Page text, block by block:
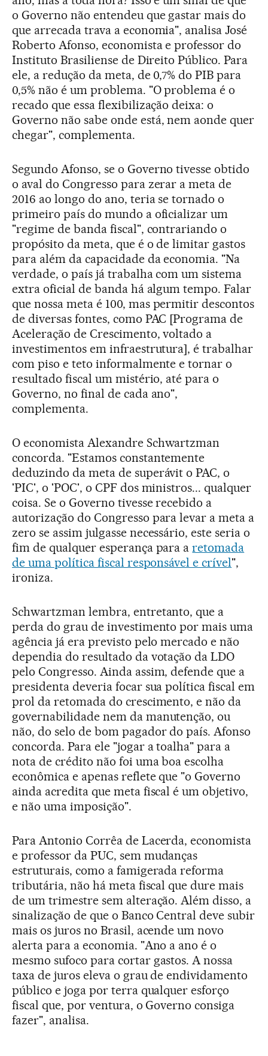
o Governo não entendeu que gastar mais do
que arrecada trava a economia", analisa José
Roberto Afonso, economista e professor do
Instituto Brasiliense de Direito Público. Para
ele, a redução da meta, de 0,7% do PIB para
0,5% não é um problema. "O problema é o
recado que essa flexibilização deixa: o
Governo não sabe onde está, nem aonde quer
chegar", complementa.
Segundo Afonso, se o Governo tivesse obtido
o aval do Congresso para zerar a meta de
2016 ao longo do ano, teria se tornado o
primeiro país do mundo a oficializar um
"regime de banda fiscal", contrariando o
propósito da meta, que é o de limitar gastos
para além da capacidade da economia. "Na
verdade, o país já trabalha com um sistema
extra oficial de banda há algum tempo. Falar
que nossa meta é 100, mas permitir descontos
de diversas fontes, como PAC [Programa de
Aceleração de Crescimento, voltado a
investimentos em infraestrutura], é trabalhar
com piso e teto informalmente e tornar o
resultado fiscal um mistério, até para o
Governo, no final de cada ano",
complementa.
O economista Alexandre Schwartzman
concorda. "Estamos constantemente
deduzindo da meta de superávit o PAC, o
'PIC', o 'POC', o CPF dos ministros... qualquer
coisa. Se o Governo tivesse recebido a
autorização do Congresso para levar a meta a
zero se assim julgasse necessário, este seria o
fim de qualquer esperança para aretomada
de uma política fiscal responsável e crível",
ironiza.
Schwartzman lembra, entretanto, que a
perda do grau de investimento por mais uma
agência já era previsto pelo mercado e não
dependia do resultado da votação da LDO
pelo Congresso. Ainda assim, defende que a
presidenta deveria focar sua política fiscal em
prol da retomada do crescimento, e não da
governabilidade nem da manutenção, ou
não, do selo de bom pagador do país. Afonso
concorda. Para ele "jogar a toalha" para a
nota de crédito não foi uma boa escolha
econômica e apenas reflete que "o Governo
ainda acredita que meta fiscal é um objetivo,
e não uma imposição".
Para Antonio Corrêa de Lacerda, economista
e professor da PUC, sem mudanças
estruturais, como a famigerada reforma
tributária, não há meta fiscal que dure mais
de um trimestre sem alteração. Além disso, a
sinalização de que o Banco Central deve subir
mais os juros no Brasil, acende um novo
alerta para a economia. "Ano a ano é o
mesmo sufoco para cortar gastos. A nossa
taxa de juros eleva o grau de endividamento
público e joga por terra qualquer esforço
fiscal que, por ventura, o Governo consiga
fazer", analisa.